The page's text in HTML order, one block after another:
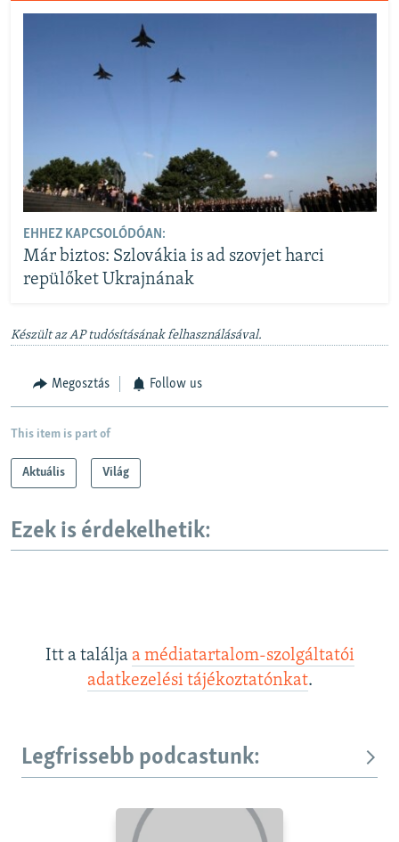
EHHEZ KAPCSOLÓDÓAN:
Már biztos: Szlovákia is ad szovjet harci
repülőket Ukrajnának
Készült az AP tudósításának felhasználásával.
Megosztás Follow us
This item is part of
Aktuális Világ
Ezek is érdekelhetik:
Itt a találja a médiatartalom-szolgáltatói
adatkezelési tájékoztatónkat.
Legfrissebb podcastunk: